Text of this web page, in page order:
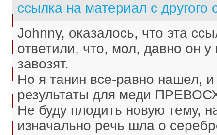
ссылка на материал с другого
Johnny, оказалось, что эта
ответили, что, мол, давно он
завозят.
Но я танин все-равно нашел,
результаты для меди
Не буду плодить новую тему,
изначально речь шла о